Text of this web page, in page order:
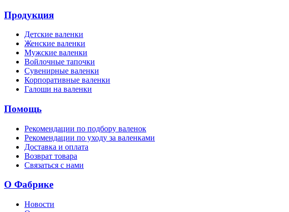
Продукция
Детские валенки
Женские валенки
Мужские валенки
Войлочные тапочки
Сувенирные валенки
Корпоративные валенки
Галоши на валенки
Помощь
Рекомендации по подбору валенок
Рекомендации по уходу за валенками
Доставка и оплата
Возврат товара
Связаться с нами
О Фабрике
Новости